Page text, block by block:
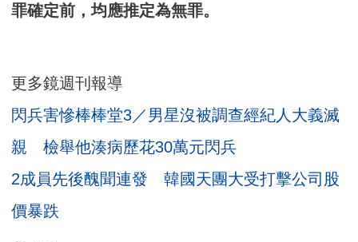
罪確定前，均應推定為無罪。
更多鏡週刊報導
閃兵害慘棒棒堂3／男星沒被調查經紀人大義滅
親 檢舉他湊病歷花30萬元閃兵
2成員先後醜聞連發 韓國天團大受打擊公司股
價暴跌